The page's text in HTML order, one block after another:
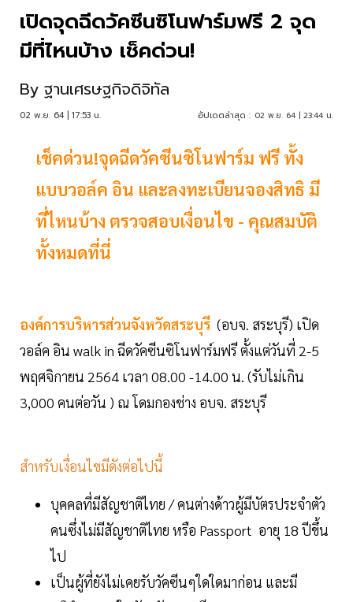
เปิดจุดฉีดวัคซีนซิโนฟาร์มฟรี 2 จุด
มีที่ไหนบ้าง เช็คด่วน!
By ฐานเศรษฐกิจดิจิทัล
02 พ.ย. 64 | 17:53 น. อัปเดตล่าสุด : 02 พ.ย. 64 | 23:44 น.
เช็คด่วน!จุดฉีดวัคซีนซิโนฟาร์ม ฟรี ทั้ง
แบบวอล์ค อิน และลงทะเบียนจองสิทธิ มี
ที่ไหนบ้าง ตรวจสอบเงื่อนไข - คุณสมบัติ
ทั้งหมดที่นี่
องค์การบริหารส่วนจังหวัดสระบุรี (อบจ. สระบุรี) เปิด
วอล์ค อิน walk in ฉีดวัคซีนซิโนฟาร์มฟรี ตั้งแต่วันที่ 2-5
พฤศจิกายน 2564 เวลา 08.00 -14.00 น. (รับไม่เกิน
3,000 คนต่อวัน ) ณ โดมกองช่าง อบจ. สระบุรี
สำหรับเงื่อนไขมีดังต่อไปนี้
บุคคลที่มีสัญชาติไทย / คนต่างด้าวผู้มีบัตรประจำตัว
คนซึ่งไม่มีสัญชาติไทย หรือ Passport อายุ 18 ปีขึ้น
ไป
เป็นผู้ที่ยังไม่เคยรับวัคซีนๆใดใดมาก่อน และมี